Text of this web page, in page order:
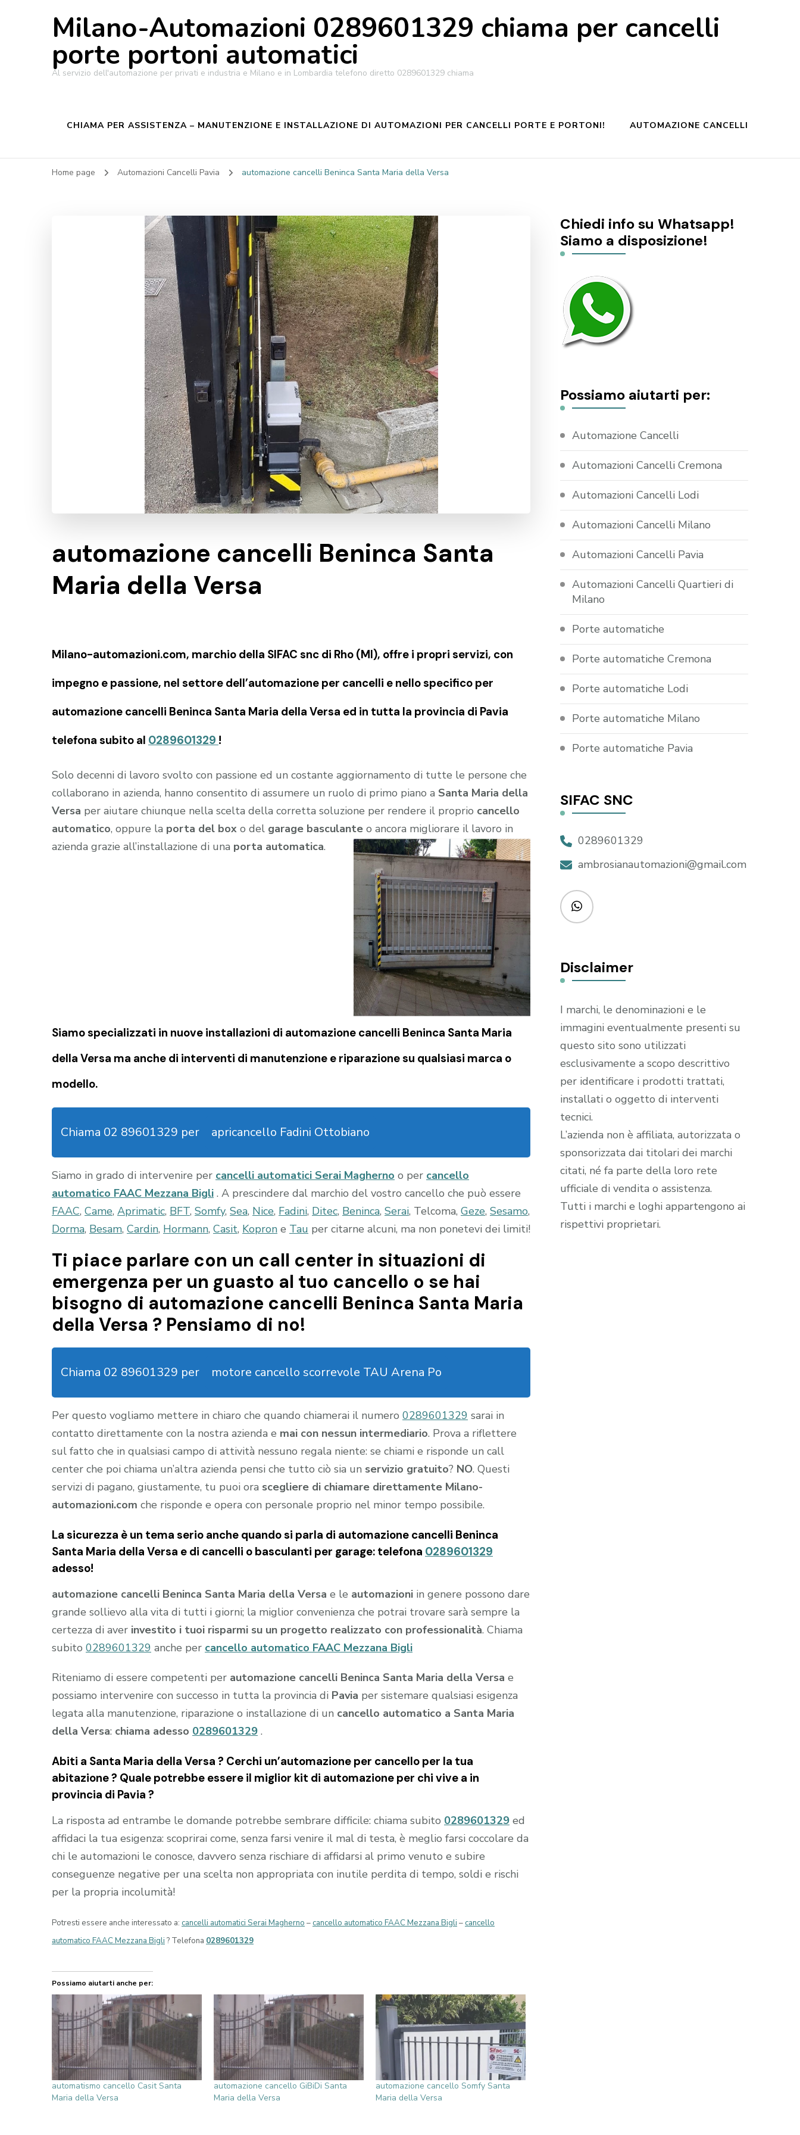
Milano-Automazioni 0289601329 chiama per cancelli
porte portoni automatici
Al servizio dell'automazione per privati e industria e Milano e in Lombardia telefono diretto 0289601329 chiama
CHIAMA PER ASSISTENZA – MANUTENZIONE E INSTALLAZIONE DI AUTOMAZIONI PER CANCELLI PORTE E PORTONI! AUTOMAZIONE CANCELLI
Home page Automazioni Cancelli Pavia automazione cancelli Beninca Santa Maria della Versa
automazione cancelli Beninca Santa
Maria della Versa
Milano-automazioni.com, marchio della SIFAC snc di Rho (MI), offre i propri servizi, con
impegno e passione, nel settore dell’automazione per cancelli e nello specifico per
automazione cancelli Beninca Santa Maria della Versa ed in tutta la provincia di Pavia
telefona subito al 0289601329 !
Solo decenni di lavoro svolto con passione ed un costante aggiornamento di tutte le persone che
collaborano in azienda, hanno consentito di assumere un ruolo di primo piano a Santa Maria della
Versa per aiutare chiunque nella scelta della corretta soluzione per rendere il proprio cancello
automatico, oppure la porta del box o del garage basculante o ancora migliorare il lavoro in
azienda grazie all’installazione di una porta automatica.
Siamo specializzati in nuove installazioni di automazione cancelli Beninca Santa Maria
della Versa ma anche di interventi di manutenzione e riparazione su qualsiasi marca o
modello.
Chiama 02 89601329 per apricancello Fadini Ottobiano
Siamo in grado di intervenire per cancelli automatici Serai Magherno o per cancello
automatico FAAC Mezzana Bigli . A prescindere dal marchio del vostro cancello che può essere
FAAC, Came, Aprimatic, BFT, Somfy, Sea, Nice, Fadini, Ditec, Beninca, Serai, Telcoma, Geze, Sesamo,
Dorma, Besam, Cardin, Hormann, Casit, Kopron e Tau per citarne alcuni, ma non ponetevi dei limiti!
Ti piace parlare con un call center in situazioni di
emergenza per un guasto al tuo cancello o se hai
bisogno di automazione cancelli Beninca Santa Maria
della Versa ? Pensiamo di no!
Chiama 02 89601329 per motore cancello scorrevole TAU Arena Po
Per questo vogliamo mettere in chiaro che quando chiamerai il numero 0289601329 sarai in
contatto direttamente con la nostra azienda e mai con nessun intermediario. Prova a riflettere
sul fatto che in qualsiasi campo di attività nessuno regala niente: se chiami e risponde un call
center che poi chiama un’altra azienda pensi che tutto ciò sia un servizio gratuito? NO. Questi
servizi di pagano, giustamente, tu puoi ora scegliere di chiamare direttamente Milano-
automazioni.com che risponde e opera con personale proprio nel minor tempo possibile.
La sicurezza è un tema serio anche quando si parla di automazione cancelli Beninca
Santa Maria della Versa e di cancelli o basculanti per garage: telefona 0289601329
adesso!
automazione cancelli Beninca Santa Maria della Versa e le automazioni in genere possono dare
grande sollievo alla vita di tutti i giorni; la miglior convenienza che potrai trovare sarà sempre la
certezza di aver investito i tuoi risparmi su un progetto realizzato con professionalità. Chiama
subito 0289601329 anche per cancello automatico FAAC Mezzana Bigli
Riteniamo di essere competenti per automazione cancelli Beninca Santa Maria della Versa e
possiamo intervenire con successo in tutta la provincia di Pavia per sistemare qualsiasi esigenza
legata alla manutenzione, riparazione o installazione di un cancello automatico a Santa Maria
della Versa: chiama adesso 0289601329 .
Abiti a Santa Maria della Versa ? Cerchi un’automazione per cancello per la tua
abitazione ? Quale potrebbe essere il miglior kit di automazione per chi vive a in
provincia di Pavia ?
La risposta ad entrambe le domande potrebbe sembrare difficile: chiama subito 0289601329 ed
affidaci la tua esigenza: scoprirai come, senza farsi venire il mal di testa, è meglio farsi coccolare da
chi le automazioni le conosce, davvero senza rischiare di affidarsi al primo venuto e subire
conseguenze negative per una scelta non appropriata con inutile perdita di tempo, soldi e rischi
per la propria incolumità!
Potresti essere anche interessato a: cancelli automatici Serai Magherno –cancello automatico FAAC Mezzana Bigli –cancello
automatico FAAC Mezzana Bigli ? Telefona 0289601329
Possiamo aiutarti anche per:
automatismo cancello Casit Santa
Maria della Versa
automazione cancello GiBiDi Santa
Maria della Versa
automazione cancello Somfy Santa
Maria della Versa
Chiedi info su Whatsapp!
Siamo a disposizione!
Possiamo aiutarti per:
Automazione Cancelli
Automazioni Cancelli Cremona
Automazioni Cancelli Lodi
Automazioni Cancelli Milano
Automazioni Cancelli Pavia
Automazioni Cancelli Quartieri di
Milano
Porte automatiche
Porte automatiche Cremona
Porte automatiche Lodi
Porte automatiche Milano
Porte automatiche Pavia
SIFAC SNC
0289601329
ambrosianautomazioni@gmail.com
Disclaimer
I marchi, le denominazioni e le
immagini eventualmente presenti su
questo sito sono utilizzati
esclusivamente a scopo descrittivo
per identificare i prodotti trattati,
installati o oggetto di interventi
tecnici.
L’azienda non è affiliata, autorizzata o
sponsorizzata dai titolari dei marchi
citati, né fa parte della loro rete
ufficiale di vendita o assistenza.
Tutti i marchi e loghi appartengono ai
rispettivi proprietari.